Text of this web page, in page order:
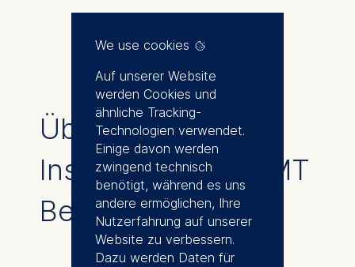
Über das DEEP-
Institut an der ESMT
Berlin
We use cookies
Auf unserer Website
werden Cookies und
ähnliche Tracking-
Technologien verwendet.
Einige davon werden
zwingend technisch
benötigt, während es uns
andere ermöglichen, Ihre
Nutzerfahrung auf unserer
Website zu verbessern.
Dazu werden Daten für